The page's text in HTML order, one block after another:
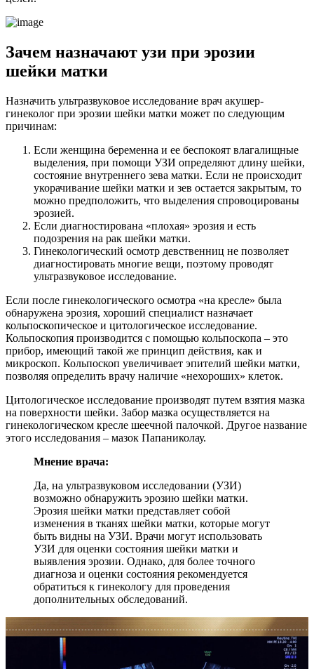
Зачем назначают узи при эрозии
шейки матки
Назначить ультразвуковое исследование врач акушер-
гинеколог при эрозии шейки матки может по следующим
причинам:
Если женщина беременна и ее беспокоят влагалищные
выделения, при помощи УЗИ определяют длину шейки,
состояние внутреннего зева матки. Если не происходит
укорачивание шейки матки и зев остается закрытым, то
можно предположить, что выделения спровоцированы
эрозией.
Если диагностирована «плохая» эрозия и есть
подозрения на рак шейки матки.
Гинекологический осмотр девственниц не позволяет
диагностировать многие вещи, поэтому проводят
ультразвуковое исследование.
Если после гинекологического осмотра «на кресле» была
обнаружена эрозия, хороший специалист назначает
кольпоскопическое и цитологическое исследование.
Кольпоскопия производится с помощью кольпоскопа – это
прибор, имеющий такой же принцип действия, как и
микроскоп. Кольпоскоп увеличивает эпителий шейки матки,
позволяя определить врачу наличие «нехороших» клеток.
Цитологическое исследование производят путем взятия мазка
на поверхности шейки. Забор мазка осуществляется на
гинекологическом кресле шеечной палочкой. Другое название
этого исследования – мазок Папаниколау.
Мнение врача:
Да, на ультразвуковом исследовании (УЗИ)
возможно обнаружить эрозию шейки матки.
Эрозия шейки матки представляет собой
изменения в тканях шейки матки, которые могут
быть видны на УЗИ. Врачи могут использовать
УЗИ для оценки состояния шейки матки и
выявления эрозии. Однако, для более точного
диагноза и оценки состояния рекомендуется
обратиться к гинекологу для проведения
дополнительных обследований.